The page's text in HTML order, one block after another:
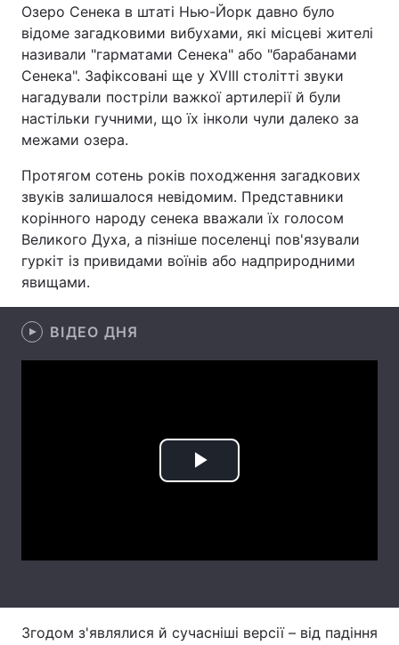
Техно і зв'язок Лайт
Інциденти
Здоров'я Туризм
Цікавинки Погода
Лонгріди
Відео з Youtube Статті
Архів
Озеро Сенека в штаті Нью-Йорк давно було
відоме загадковими вибухами, які місцеві жителі
називали "гарматами Сенека" або "барабанами
Сенека". Зафіксовані ще у XVIII столітті звуки
нагадували постріли важкої артилерії й були
настільки гучними, що їх інколи чули далеко за
межами озера.
Протягом сотень років походження загадкових
звуків залишалося невідомим. Представники
корінного народу сенека вважали їх голосом
Великого Духа, а пізніше поселенці пов'язували
гуркіт із привидами воїнів або надприродними
явищами.
ВІДЕО ДНЯ
Play
Згодом з'являлися й сучасніші версії – від падіння